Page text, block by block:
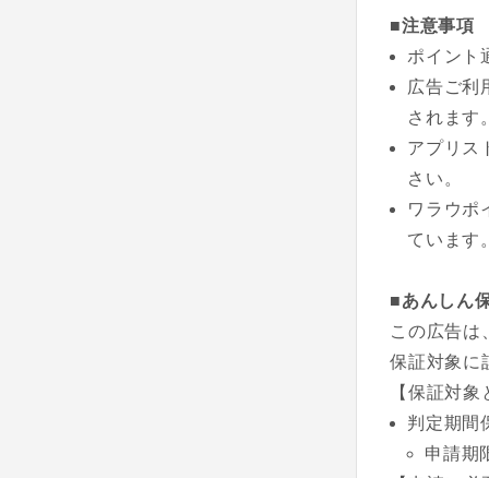
■注意事項
ポイント
広告ご利
されます
アプリス
さい。
ワラウポ
ています
■あんしん
この広告は
保証対象に
【保証対
判定期間
申請期